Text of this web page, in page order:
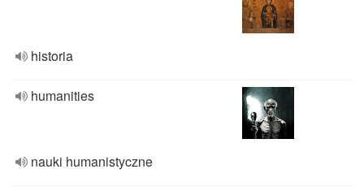
historia
humanities
nauki humanistyczne